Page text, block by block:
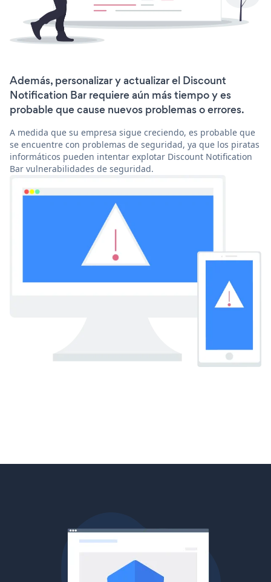
Además, personalizar y actualizar el Discount
Notification Bar requiere aún más tiempo y es
probable que cause nuevos problemas o errores.
A medida que su empresa sigue creciendo, es probable que
se encuentre con problemas de seguridad, ya que los piratas
informáticos pueden intentar explotar Discount Notification
Bar vulnerabilidades de seguridad.